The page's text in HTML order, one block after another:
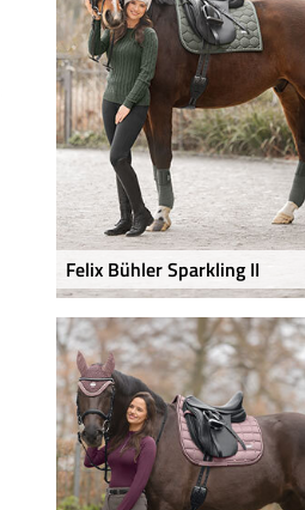
Felix Bühler Sparkling II